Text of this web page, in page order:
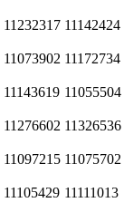
11232317 11142424
11073902 11172734
11143619 11055504
11276602 11326536
11097215 11075702
11105429 11111013